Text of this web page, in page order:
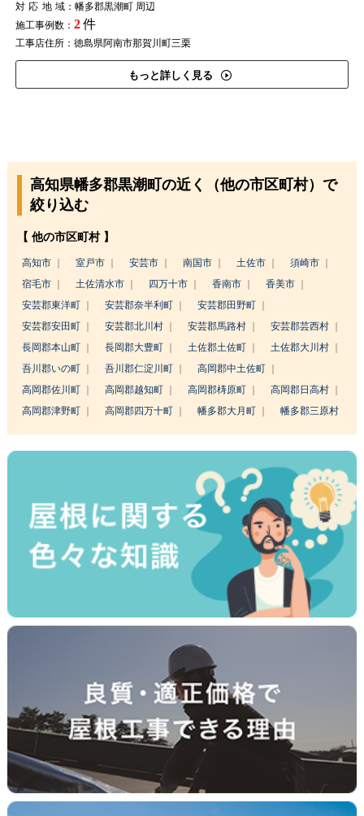
対応地域：幡多郡黒潮町 周辺
施工事例数： 2件
工事店住所：徳島県阿南市那賀川町三栗
もっと詳しく見る
高知県幡多郡黒潮町の近く（他の市区町村）で
絞り込む
【 他の市区町村 】
高知市 室戸市 安芸市 南国市 土佐市
須崎市
宿毛市
土佐清水市 四万十市 香南市
香美市
安芸郡東洋町
安芸郡奈半利町
安芸郡田野町
安芸郡安田町
安芸郡北川村 安芸郡馬路村
安芸郡芸西村
長岡郡本山町
長岡郡大豊町 土佐郡土佐町
土佐郡大川村
吾川郡いの町
吾川郡仁淀川町
高岡郡中土佐町
高岡郡佐川町
高岡郡越知町 高岡郡梼原町
高岡郡日高村
高岡郡津野町
高岡郡四万十町 幡多郡大月町 幡多郡三原村